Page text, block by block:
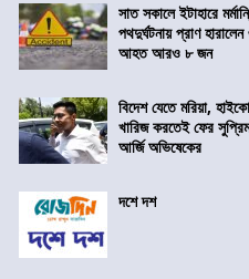
সাত সকালে ইটাহারে
পথদুর্ঘটনায় প্রাণ
আহত আরও ৮ জন
বিদেশ যেতে মরিয়া,
খারিজ করতেই ফের
আর্জি অভিষেকের
দশে দশ